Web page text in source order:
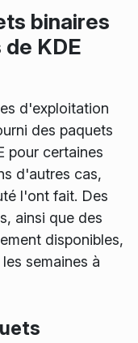
binaires
KDE
d'exploitation
des paquets
pour certaines
d'autres cas,
l'ont fait. Des
ainsi que des
disponibles,
semaines à